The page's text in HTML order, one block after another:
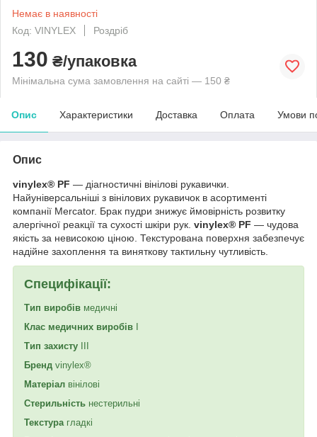
Немає в наявності
Код: VINYLEX
Роздріб
130 ₴/упаковка
Мінімальна сума замовлення на сайті — 150 ₴
Опис Характеристики Доставка Оплата Умови
Опис
vinylex® PF — діагностичні вінілові рукавички.
Найуніверсальніші з вінілових рукавичок в асортименті
компанії Mercator. Брак пудри знижує ймовірність розвитку
алергічної реакції та сухості шкіри рук. vinylex® PF — чудова
якість за невисокою ціною. Текстурована поверхня забезпечує
надійне захоплення та виняткову тактильну чутливість.
Специфікації:
Тип виробів медичні
Клас медичних виробів
Тип захисту
Бренд vinylex®
Матеріал вінілові
Стерильність нестерильні
Текстура гладкі